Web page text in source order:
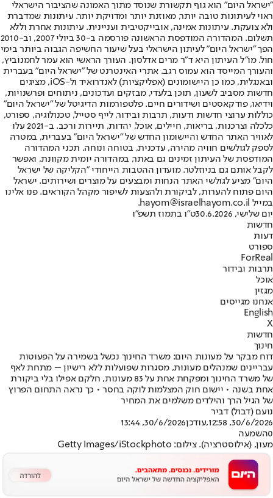
"ישראל היום" הוא גוף תקשורת שנוסד מתוך האמונה שהציבור הישראלי
ראוי לעיתונות טובה יותר, מאוזנת יותר ומדויקת יותר. עיתונות שמדברת
ולא צועקת. עיתונות אמינה, אובייקטיבית ועניינית. עיתונות אחרת וללא
תשלום. המהדורה המודפסת הראשונה פורסמה ב-30 ביולי 2007, וב-2010
הפך "ישראל היום" לעיתון הישראלי בעל שיעור החשיפה הגבוה ביותר בימי
חול. מו"ל העיתון היא ד"ר מרים אדלסון. העורך הראשי הוא עמר לחמנוביץ,
והעורך המייסד הוא עמוס רגב. אתרי האינטרנט של "ישראל היום" בעברית
ובאנגלית, כמו כן היישומונים (אפליקציות) לאנדרואיד ול-iOS, מציגים
חדשות מסביב לשעון, תוכן בלעדי, מבזקים ועדכונים, ניתוחים ופרשנויות,
וידיאו, פודקאסטים ושידורים חיים. פלטפורמות הדיגיטל של "ישראל היום"
כוללות ערוצי חדשות ודעות, תרבות ובידור, לייף סטייל, טכנולוגיה, ספורט,
כלכלה וצרכנות, בריאות, חיילים, אוכל, יהדות, תיירות ורכב. ב-2021 עלו
לאוויר האתר החדש והיישומון החדש של "ישראל היום" בעברית, במטרה
לספק לגולשים חוויה מהירה, עדכנית, בטוחה ונוחה. תכני המהדורה
המודפסת של העיתון זמינים גם באתר, במהדורה יומית מקוונת, ואפשר
לקבל אותם גם בניוזלטר. מועדון ההטבות הייחודי "הקליקה של ישראל
היום" מציע לגולשי האתר הנחות ומבצעים על מוצרים ושירותים. ישראל
היום פתוח להערות, לביקורת ולהצעות לשיפור מקהל הקוראים. פנו אלינו
במייל hayom@israelhayom.co.il.
יום שלישי, 30.6.2026
ט"ו בתמוז תשפ"ו
חדשות
דעות
ספורט
ForReal
תרבות ובידור
אוכל
מגזין
אנחנו מגייסים
English
X
חדשות
חינוך
דוח מבקר על מעונות היום: משרד החינוך נכשל בשמירה על הפעוטות
עבריינים שמנהלים מעונות, מסגרות שפועלות ללא רישיון – מתחת לאף
של משרד החינוך ומפקחת אחת על 83 מעונות, חלקם אפילו בלי ביקורת
אחת בשנה • יישום חוק המצלמות לוקה בחסר • כך נראה התחום הפרוץ
של הגיל הרך והילדים משלמים את המחיר
נועם (דבול) דביר
30/6/2026, 12:58
,עודכן30/6/2026, 13:44
0השמעה
מעון, (אילוסטרציה). צילום: Getty Images/iStockphoto